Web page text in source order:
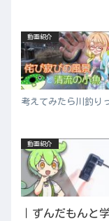
動画紹介
考えてみたら川釣り
動画紹介
｜ずんだもんと